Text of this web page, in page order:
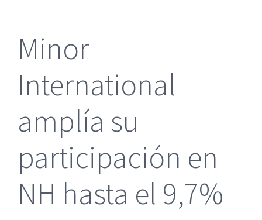
Minor
International
amplía su
participación en
NH hasta el 9,7%